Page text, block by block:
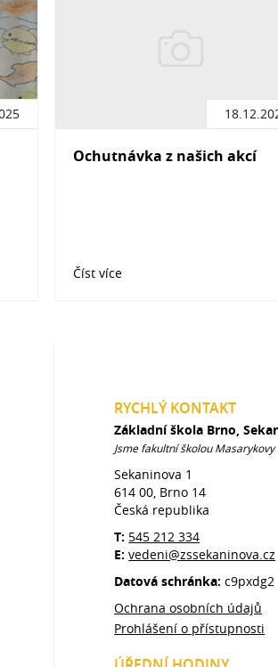
Ochutnávka z našich akcí
Číst více
RYCHLÝ KONTAKT
Základní škola Brno,
Jsme fakultní školou
Sekaninova 1
614 00, Brno 14
Česká republika
T: 545 212 334
E:vedeni@zssekaninova.cz
Datová schránka:c9pxdg2
Ochrana osobních údajů
Prohlášení o přístupnosti